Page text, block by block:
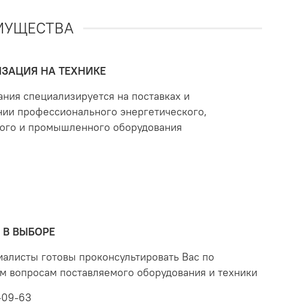
НА ТЕХНИКЕ
специализируется на поставках и
профессионального энергетического,
и промышленного оборудования
ВЫБОРЕ
готовы проконсультировать Вас по
вопросам поставляемого оборудования и техники
63